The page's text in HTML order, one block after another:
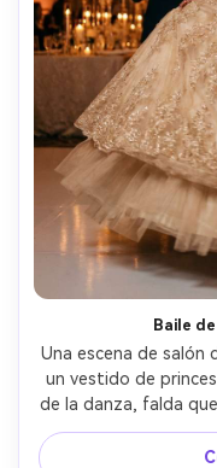
Baile
Una escena de salón
un vestido de
de la danza, falda
candelabras a la luz
desenfoque en los